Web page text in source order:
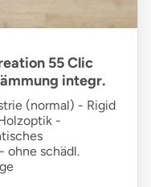
55 Clic
integr.
(normal) - Rigid
-
ohne schädl.